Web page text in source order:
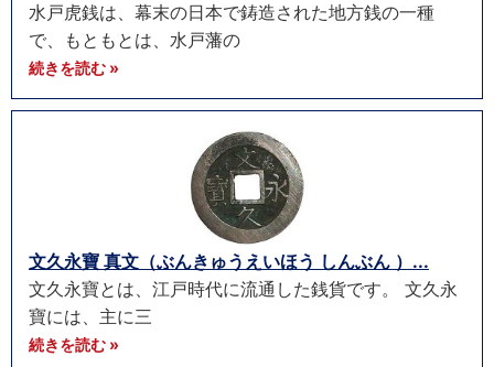
水戸虎銭は、幕末の日本で鋳造された地方銭の一種
で、もともとは、水戸藩の
続きを読む »
文久永寶 真文（ぶんきゅうえいほう しんぶん ）...
文久永寶とは、江戸時代に流通した銭貨です。 文久永
寶には、主に三
続きを読む »